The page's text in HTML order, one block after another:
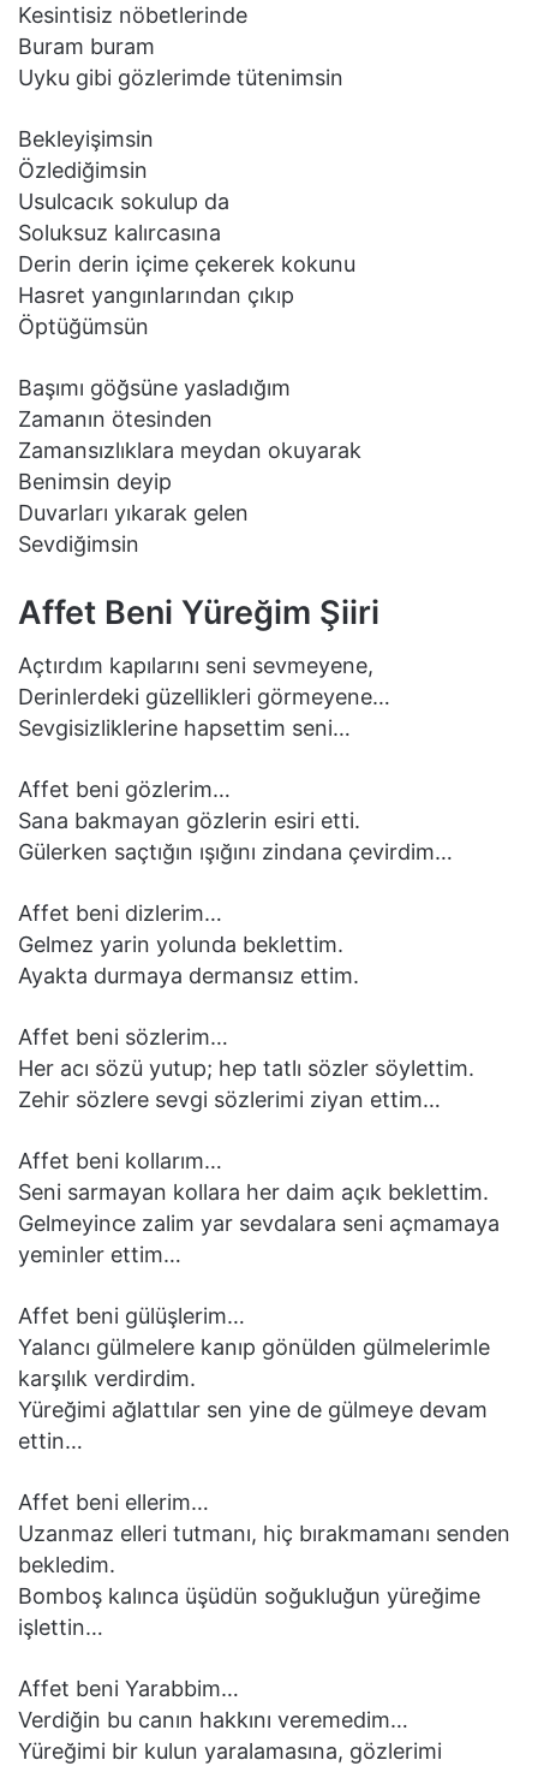
Kesintisiz nöbetlerinde
Buram buram
Uyku gibi gözlerimde tütenimsin
Bekleyişimsin
Özlediğimsin
Usulcacık sokulup da
Soluksuz kalırcasına
Derin derin içime çekerek kokunu
Hasret yangınlarından çıkıp
Öptüğümsün
Başımı göğsüne yasladığım
Zamanın ötesinden
Zamansızlıklara meydan okuyarak
Benimsin deyip
Duvarları yıkarak gelen
Sevdiğimsin
Affet Beni Yüreğim Şiiri
Açtırdım kapılarını seni sevmeyene,
Derinlerdeki güzellikleri görmeyene…
Sevgisizliklerine hapsettim seni…
Affet beni gözlerim…
Sana bakmayan gözlerin esiri etti.
Gülerken saçtığın ışığını zindana çevirdim…
Affet beni dizlerim…
Gelmez yarin yolunda beklettim.
Ayakta durmaya dermansız ettim.
Affet beni sözlerim…
Her acı sözü yutup; hep tatlı sözler söylettim.
Zehir sözlere sevgi sözlerimi ziyan ettim…
Affet beni kollarım…
Seni sarmayan kollara her daim açık beklettim.
Gelmeyince zalim yar sevdalara seni açmamaya
yeminler ettim…
Affet beni gülüşlerim…
Yalancı gülmelere kanıp gönülden gülmelerimle
karşılık verdirdim.
Yüreğimi ağlattılar sen yine de gülmeye devam
ettin…
Affet beni ellerim…
Uzanmaz elleri tutmanı, hiç bırakmamanı senden
bekledim.
Bomboş kalınca üşüdün soğukluğun yüreğime
işlettin…
Affet beni Yarabbim…
Verdiğin bu canın hakkını veremedim…
Yüreğimi bir kulun yaralamasına, gözlerimi